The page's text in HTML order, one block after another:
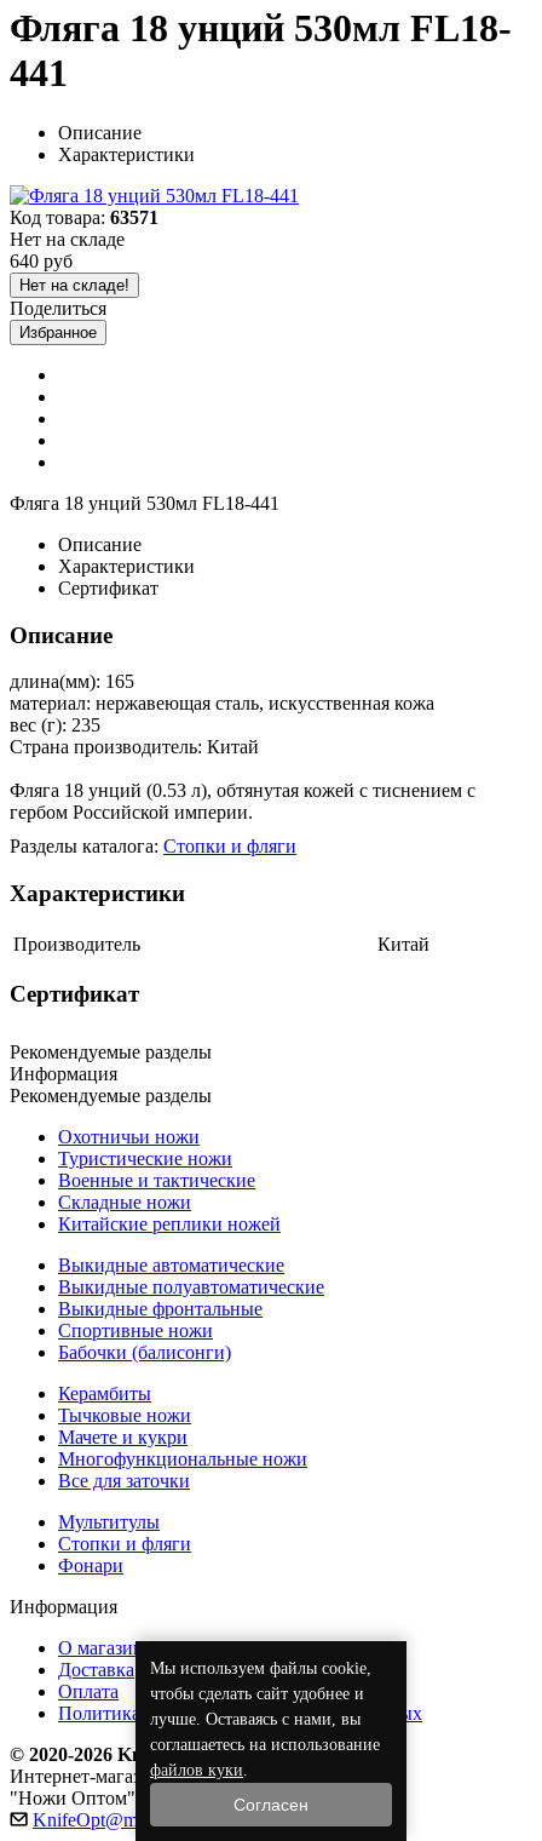
Мы используем файлы cookie,
чтобы сделать сайт удобнее и
лучше. Оставаясь с нами, вы
соглашаетесь на использование
файлов куки.
Согласен
Фляга 18 унций 530мл FL18-
441
Описание
Характеристики
Код товара: 63571
Нет на складе
640 руб
Нет на складе!
Поделиться
Избранное
Фляга 18 унций 530мл FL18-441
Описание
Характеристики
Сертификат
Описание
длина(мм): 165
материал: нержавеющая сталь, искусственная кожа
вес (г): 235
Страна производитель: Китай
Фляга 18 унций (0.53 л), обтянутая кожей с тиснением с
гербом Российской империи.
Разделы каталога: Стопки и фляги
Характеристики
Производитель Китай
Сертификат
Рекомендуемые разделы
Информация
Рекомендуемые разделы
Охотничьи ножи
Туристические ножи
Военные и тактические
Складные ножи
Китайские реплики ножей
Выкидные автоматические
Выкидные полуавтоматические
Выкидные фронтальные
Спортивные ножи
Бабочки (балисонги)
Керамбиты
Тычковые ножи
Мачете и кукри
Многофункциональные ножи
Все для заточки
Мультитулы
Стопки и фляги
Фонари
Информация
О магазине
Доставка
Оплата
Политика обработки персональных данных
© 2020-2026 KnifeOpt.ru
Интернет-магазин
"Ножи Оптом"
KnifeOpt@mail.ru